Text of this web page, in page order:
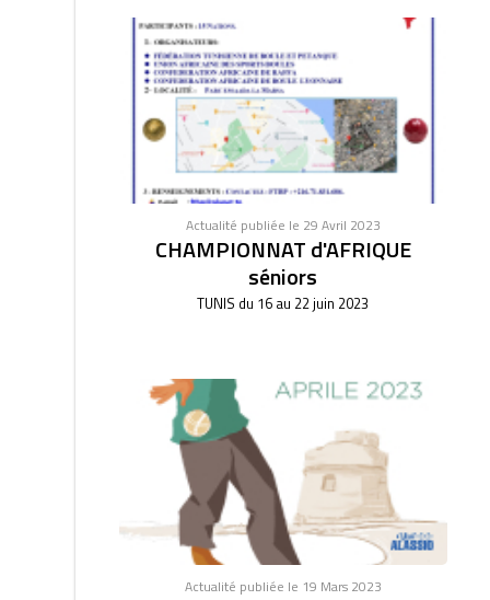
Actualité publiée le 29 Avril 2023
CHAMPIONNAT d'AFRIQUE
séniors
TUNIS du 16 au 22 juin 2023
Actualité publiée le 19 Mars 2023